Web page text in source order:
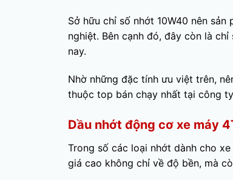
Sở hữu chỉ số nhớt 10W40 nên
nghiệt. Bên cạnh đó, đây còn là
nay.
Nhờ những đặc tính ưu việt trên,
thuộc top bán chạy nhất tại công
Dầu nhớt động cơ xe máy
Trong số các loại nhớt dành cho
giá cao không chỉ về độ bền, mà